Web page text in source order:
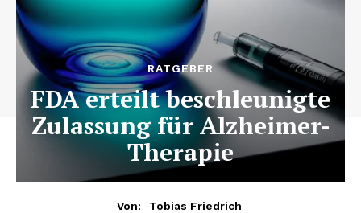
RATGEBER
FDA erteilt beschleunigte
Zulassung für Alzheimer-
Therapie
Von:
Tobias Friedrich